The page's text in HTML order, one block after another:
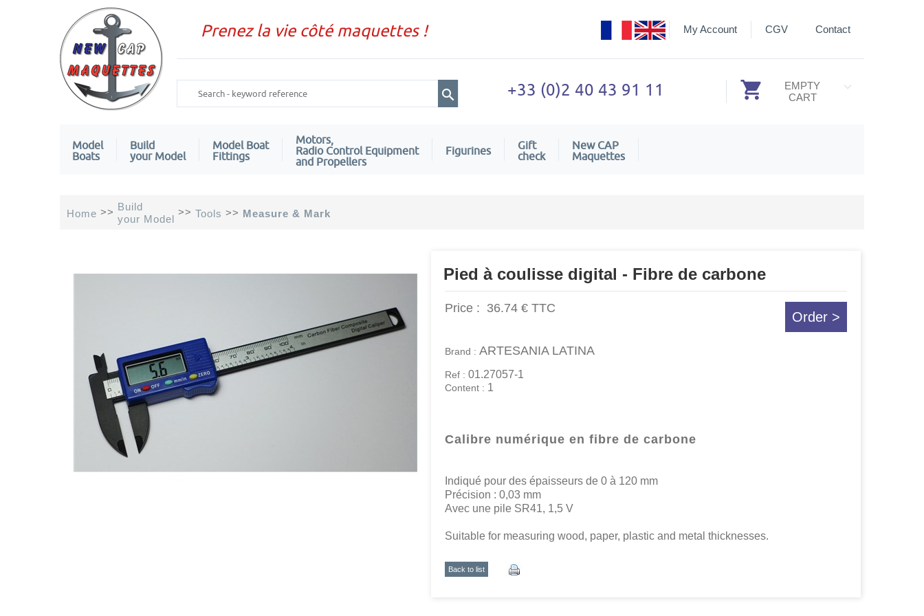
Prenez la vie côté maquettes ! CGV Contact
My Account
+33 (0)2 40 43 91 11
EMPTY
CART
Model
Boats
Build
your Model
Model Boat
Fittings
Motors,
Radio Control Equipment
and Propellers
Figurines
Gift
check
New CAP
Maquettes
Home >> Build
your Model
>> Tools >> Measure & Mark
Pied à coulisse digital - Fibre de carbone
Order >
Price : 36.74 € TTC
Brand : ARTESANIA LATINA
Ref : 01.27057-1
Content : 1
Calibre numérique en fibre de carbone
Indiqué pour des épaisseurs de 0 à 120 mm
Précision : 0,03 mm
Avec une pile SR41, 1,5 V
Suitable for measuring wood, paper, plastic and metal thicknesses.
Back to list